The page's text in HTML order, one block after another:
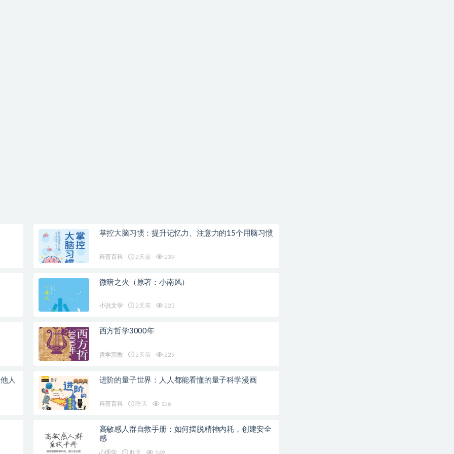
掌控大脑习惯：提升记忆力、注意力的15个用脑习惯
科普百科 2天前 239
微暗之火（原著：小南风）
小说文学 2天前 223
西方哲学3000年
哲学宗教 2天前 229
人 进阶的量子世界：人人都能看懂的量子科学漫画
科普百科 昨天 156
高敏感人群自救手册：如何摆脱精神内耗，创建安全
感
心理学 昨天 149